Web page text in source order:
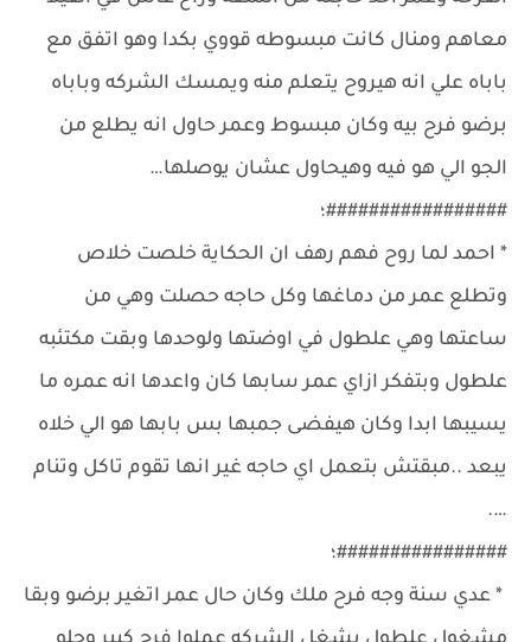
معاهم ومنال كانت مبسوطه قووي بكدا وهو اتفق مع
باباه علي انه هيروح يتعلم منه ويمسك الشركه وباباه
برضو فرح بيه وكان مبسوط وعمر حاول انه يطلع من
الجو الي هو فيه وهيحاول عشان يوصلها…
#################؛
* احمد لما روح فهم رهف ان الحكاية خلصت خلاص
وتطلع عمر من دماغها وكل حاجه حصلت وهي من
ساعتها وهي علطول في اوضتها ولوحدها وبقت مكتئبه
علطول وبتفكر ازاي عمر سابها كان واعدها انه عمره ما
يسيبها ابدا وكان هيفضى جمبها بس بابها هو الي خلاه
يبعد ..مبقتش بتعمل اي حاجه غير انها تقوم تاكل وتنام
….
################؛
* عدي سنة وجه فرح ملك وكان حال عمر اتغير برضو وبقا